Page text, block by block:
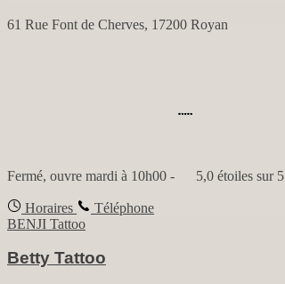
61 Rue Font de Cherves, 17200 Royan
Fermé, ouvre mardi à 10h00 - 5,0 étoiles sur 5
Horaires
Téléphone
BENJI Tattoo
Betty Tattoo